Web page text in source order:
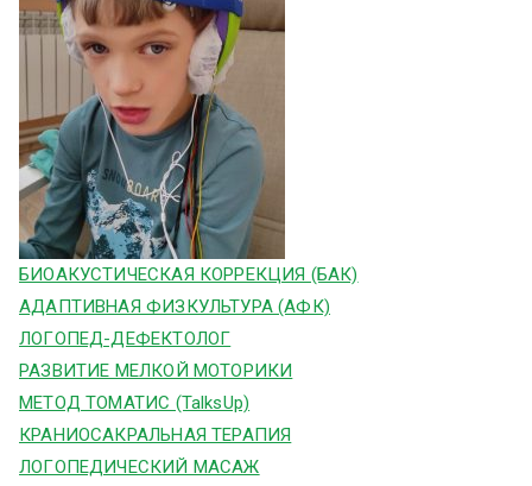
БИОАКУСТИЧЕСКАЯ КОРРЕКЦИЯ (БАК)
АДАПТИВНАЯ ФИЗКУЛЬТУРА (АФК)
ЛОГОПЕД-ДЕФЕКТОЛОГ
РАЗВИТИЕ МЕЛКОЙ МОТОРИКИ
МЕТОД ТОМАТИС (TalksUp)
КРАНИОСАКРАЛЬНАЯ ТЕРАПИЯ
ЛОГОПЕДИЧЕСКИЙ МАСАЖ